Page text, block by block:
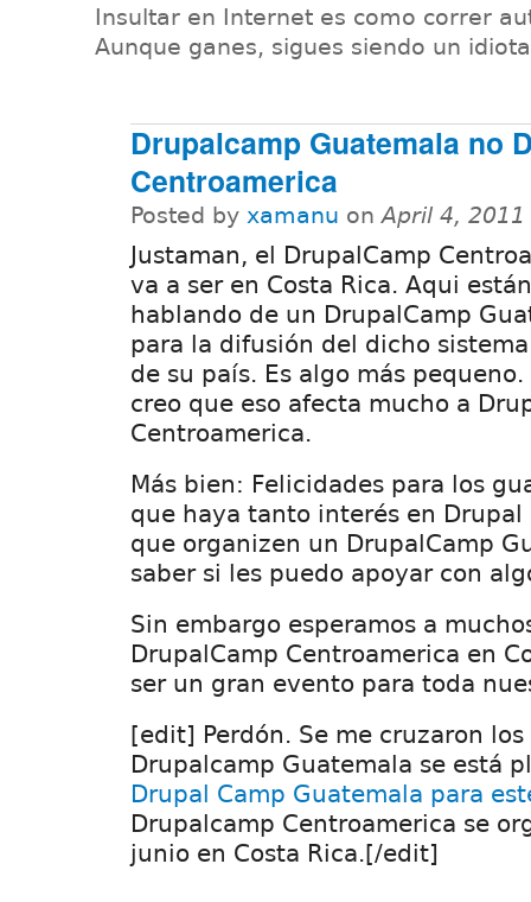
Insultar en Internet es como correr
Aunque ganes, sigues siendo un
Drupalcamp Guatemala no
Centroamerica
Posted by xamanu onApril 4,
Justaman, el DrupalCamp
va a ser en Costa Rica. Aqui están
hablando de un DrupalCamp
para la difusión del dicho
de su país. Es algo más pequeno.
creo que eso afecta mucho a
Centroamerica.
Más bien: Felicidades para los
que haya tanto interés en
que organizen un DrupalCamp
saber si les puedo apoyar con
Sin embargo esperamos a
DrupalCamp Centroamerica en
ser un gran evento para toda
[edit] Perdón. Se me cruzaron los
Drupalcamp Guatemala se está
Drupal Camp Guatemala para
Drupalcamp Centroamerica se
junio en Costa Rica.[/edit]